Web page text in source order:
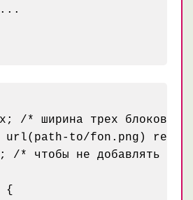
/* ширина трех блоков */
url(path-to/fon.png)
чтобы не добавлять div
{